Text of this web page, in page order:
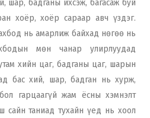
шар, бадганы ихсэж, багасаж буй
хоёр, хоёр сараар авч үздэг.
нь амарлиж байхад нөгөө нь
мөн чанар улирлуудад
хийн цаг, бадганы цаг, шарын
бас хий, шар, бадган нь хурж,
гарцаагүй жам ёсны хэмнэлт
сайн таниад тухайн үед нь хоол